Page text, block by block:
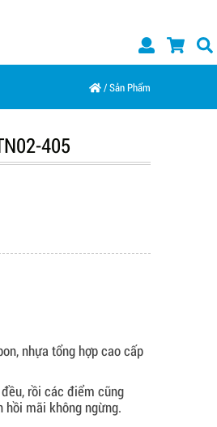
/Sản Phẩm
405
nhựa tổng hợp cao cấp
rồi các điểm cũng
hồi mãi không ngừng.